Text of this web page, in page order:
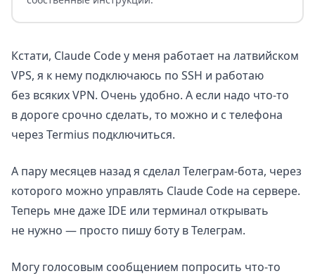
Кстати, Claude Code у меня работает на латвийском
VPS, я к нему подключаюсь по SSH и работаю
без всяких VPN. Очень удобно. А если надо что-то
в дороге срочно сделать, то можно и с телефона
через Termius подключиться.
А пару месяцев назад я сделал Телеграм-бота, через
которого можно управлять Claude Code на сервере.
Теперь мне даже IDE или терминал открывать
не нужно — просто пишу боту в Телеграм.
Могу голосовым сообщением попросить что-то